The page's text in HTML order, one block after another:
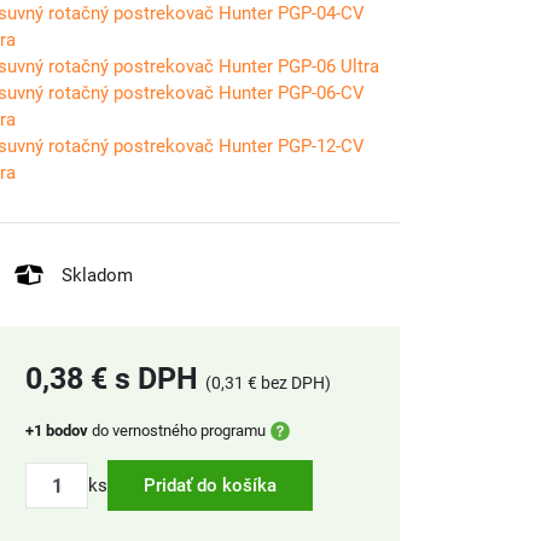
rotačný postrekovač Hunter PGP-04-CV
rotačný postrekovač Hunter PGP-06 Ultra
rotačný postrekovač Hunter PGP-06-CV
rotačný postrekovač Hunter PGP-12-CV
Skladom
0,38 € s DPH (0,31 € bez DPH)
+1 bodov do vernostného programu
ks Pridať do košíka